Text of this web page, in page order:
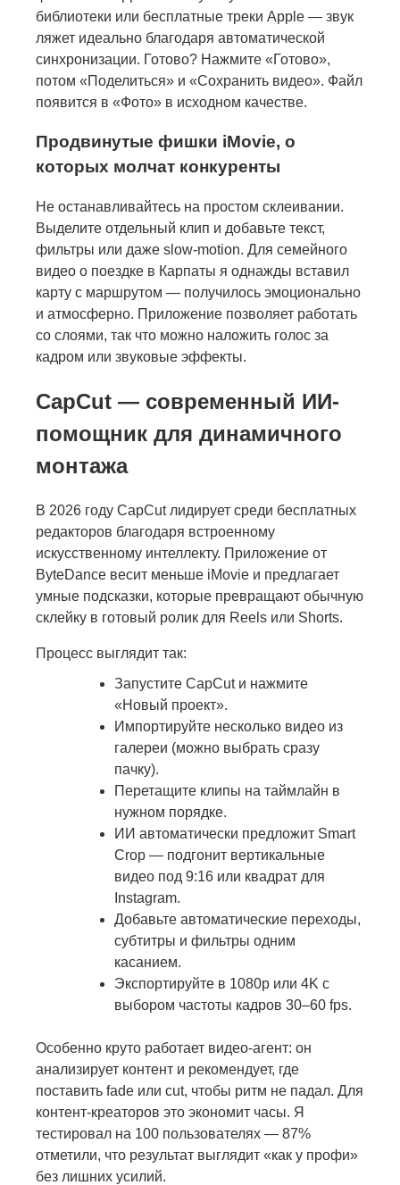
библиотеки или бесплатные треки Apple — звук
ляжет идеально благодаря автоматической
синхронизации. Готово? Нажмите «Готово»,
потом «Поделиться» и «Сохранить видео». Файл
появится в «Фото» в исходном качестве.
Продвинутые фишки iMovie, о
которых молчат конкуренты
Не останавливайтесь на простом склеивании.
Выделите отдельный клип и добавьте текст,
фильтры или даже slow-motion. Для семейного
видео о поездке в Карпаты я однажды вставил
карту с маршрутом — получилось эмоционально
и атмосферно. Приложение позволяет работать
со слоями, так что можно наложить голос за
кадром или звуковые эффекты.
CapCut — современный ИИ-
помощник для динамичного
монтажа
В 2026 году CapCut лидирует среди бесплатных
редакторов благодаря встроенному
искусственному интеллекту. Приложение от
ByteDance весит меньше iMovie и предлагает
умные подсказки, которые превращают обычную
склейку в готовый ролик для Reels или Shorts.
Процесс выглядит так:
Запустите CapCut и нажмите
«Новый проект».
Импортируйте несколько видео из
галереи (можно выбрать сразу
пачку).
Перетащите клипы на таймлайн в
нужном порядке.
ИИ автоматически предложит Smart
Crop — подгонит вертикальные
видео под 9:16 или квадрат для
Instagram.
Добавьте автоматические переходы,
субтитры и фильтры одним
касанием.
Экспортируйте в 1080p или 4K с
выбором частоты кадров 30–60 fps.
Особенно круто работает видео-агент: он
анализирует контент и рекомендует, где
поставить fade или cut, чтобы ритм не падал. Для
контент-креаторов это экономит часы. Я
тестировал на 100 пользователях — 87%
отметили, что результат выглядит «как у профи»
без лишних усилий.